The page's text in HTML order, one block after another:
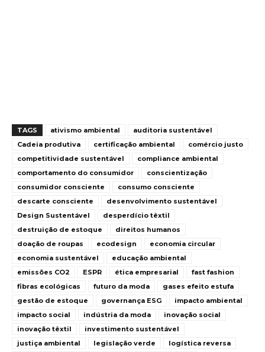
TAGS ativismo ambiental
auditoria sustentável
Cadeia produtiva
certificação ambiental
comércio justo
competitividade sustentável
compliance ambiental
comportamento do consumidor
conscientização
consumidor consciente
consumo consciente
descarte consciente
desenvolvimento sustentável
Design Sustentável
desperdício têxtil
destruição de estoque
direitos humanos
doação de roupas
ecodesign
economia circular
economia sustentável
educação ambiental
emissões CO2
ESPR ética empresarial
fast fashion
fibras ecológicas
futuro da moda
gases efeito estufa
gestão de estoque
governança ESG
impacto ambiental
impacto social
indústria da moda
inovação social
inovação têxtil
investimento sustentável
justiça ambiental
legislação verde logística reversa